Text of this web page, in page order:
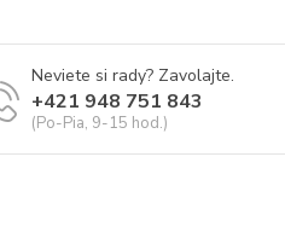
Neviete si rady? Zavolajte.
+421 948 751 843
(Po-Pia, 9-15 hod.)